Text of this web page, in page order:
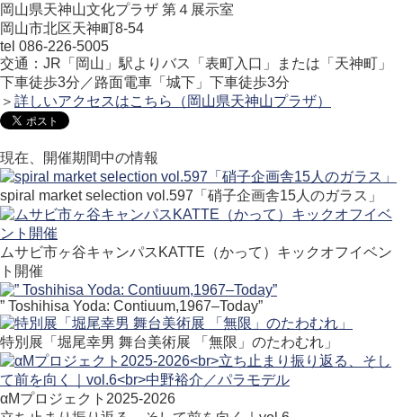
岡山県天神山文化プラザ 第４展示室
岡山市北区天神町8-54
tel 086-226-5005
交通：JR「岡山」駅よりバス「表町入口」または「天神町」
下車徒歩3分／路面電車「城下」下車徒歩3分
＞ 詳しいアクセスはこちら（岡山県天神山プラザ）
現在、開催期間中の情報
spiral market selection vol.597「硝子企画舎15人のガラス」
ムサビ市ヶ谷キャンパスKATTE（かって）キックオフイベン
ト開催
” Toshihisa Yoda: Contiuum,1967–Today”
特別展「堀尾幸男 舞台美術展 「無限」のたわむれ」
αMプロジェクト2025-2026